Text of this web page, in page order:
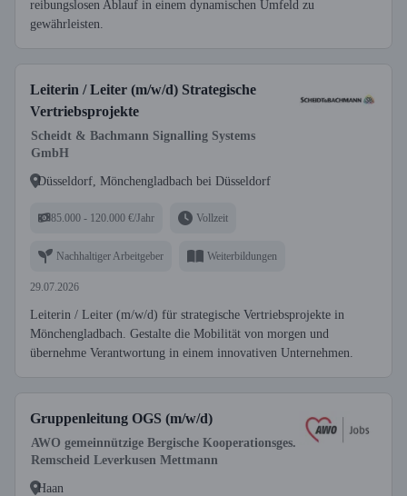
reibungslosen Ablauf in einem dynamischen Umfeld zu
gewährleisten.
Leiterin / Leiter (m/w/d) Strategische
Vertriebsprojekte
Scheidt & Bachmann Signalling Systems
GmbH
Düsseldorf, Mönchengladbach bei Düsseldorf
85.000 - 120.000 €/Jahr Vollzeit
Nachhaltiger Arbeitgeber Weiterbildungen
29.07.2026
Leiterin / Leiter (m/w/d) für strategische Vertriebsprojekte in
Mönchengladbach. Gestalte die Mobilität von morgen und
übernehme Verantwortung in einem innovativen Unternehmen.
Gruppenleitung OGS (m/w/d)
AWO gemeinnützige Bergische Kooperationsges.
Remscheid Leverkusen Mettmann
Haan